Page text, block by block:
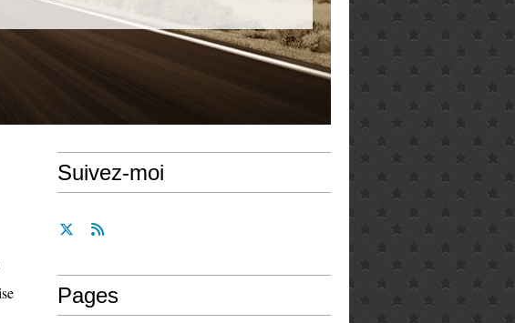
Suivez-moi
Pages